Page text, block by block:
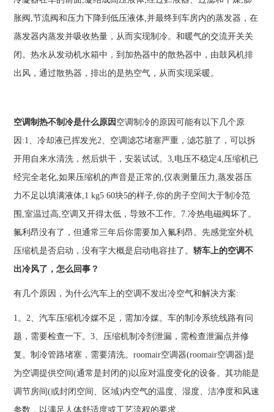
胀阀,节流阀和压力下降到低压液体,并最终到车房内的蒸发器，在
蒸发器内蒸发并吸收热量，从而实现制冷。和暖气的交流开关关
闭。热水从发动机水箱中，到加热器中的散热器中，由鼓风机排
出风，通过散热器，排出的是热空气，从而实现采暖。
空调制热不制冷是什么原因 空调制冷的原因可能有以下几个原
因:1、冷却液已挥发光2、空调滤芯堵塞严重，滤芯脏了，可以拆
开用自来水清洗，然后烘干，安装试试。3,电压不稳定4,压缩机已
经完全老化,如果压缩机的声音是正常的,仪表测量压力,蒸发器压
力不足以填满液体,1 kg5 60块5的样子,你的房子空间大于制冷范
围,室温过高,空调又开得太低，导致不工作。7.冷热电磁阀坏了。
氟利昂没有了，但通常三年后你需要加入氟利昂。先感觉室外机
压缩机是否启动，没有字大概是启动电容挂了。轿车上的空调不
出冷风了，怎么回事？
有几个原因，为什么汽车上的空调不发出冷空气和解决方案:
1。2、汽车压缩机冷媒不足，需加冷媒。车的制冷系统线路有问
题，需要检查一下。3、压缩机制冷剂泄漏，需检查泄漏点并修
复。制冷管路堵塞，需要清洗。roomair空调器(roomair空调器)是
为空调提供空间(通常是封闭的)以应对温度变化的设备。其功能是
调节房间(或封闭空间、区域)内空气的温度、湿度、洁净度和风速
参数，以满足人体舒适度或工艺流程的要求。